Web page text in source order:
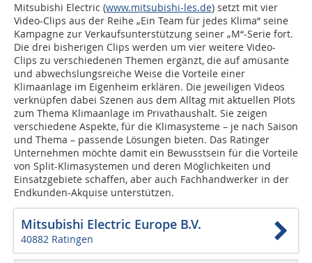
Mitsubishi Electric (www.mitsubishi-les.de) setzt mit vier
Video-Clips aus der Reihe „Ein Team für jedes Klima“ seine
Kampagne zur Verkaufsunterstützung seiner „M“-Serie fort.
Die drei bisherigen Clips werden um vier weitere Video-
Clips zu verschiedenen Themen ergänzt, die auf amüsante
und abwechslungsreiche Weise die Vorteile einer
Klimaanlage im Eigenheim erklären. Die jeweiligen Videos
verknüpfen dabei Szenen aus dem Alltag mit aktuellen Plots
zum Thema Klimaanlage im Privathaushalt. Sie zeigen
verschiedene Aspekte, für die Klimasysteme – je nach Saison
und Thema – passende Lösungen bieten. Das Ratinger
Unternehmen möchte damit ein Bewusstsein für die Vorteile
von Split-Klimasystemen und deren Möglichkeiten und
Einsatzgebiete schaffen, aber auch Fachhandwerker in der
Endkunden-Akquise unterstützen.
Mitsubishi Electric Europe B.V.
40882 Ratingen